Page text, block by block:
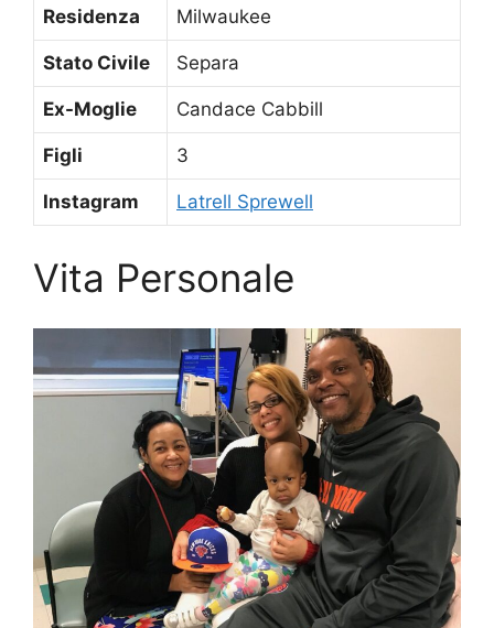
Residenza Milwaukee
Stato Civile Separa
Ex-Moglie Candace Cabbill
Figli 3
Instagram Latrell Sprewell
Vita Personale